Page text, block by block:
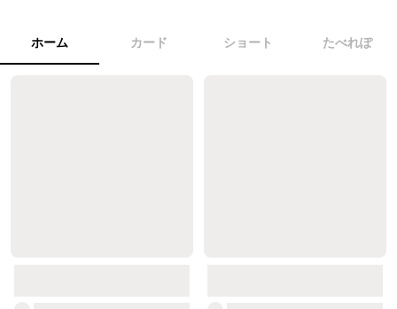
ホーム カード ショート たべれぽ